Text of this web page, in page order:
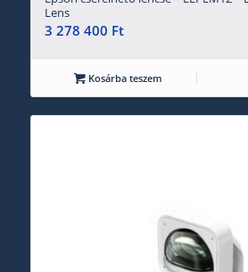
Lens
3 278 400 Ft
Kosárba teszem